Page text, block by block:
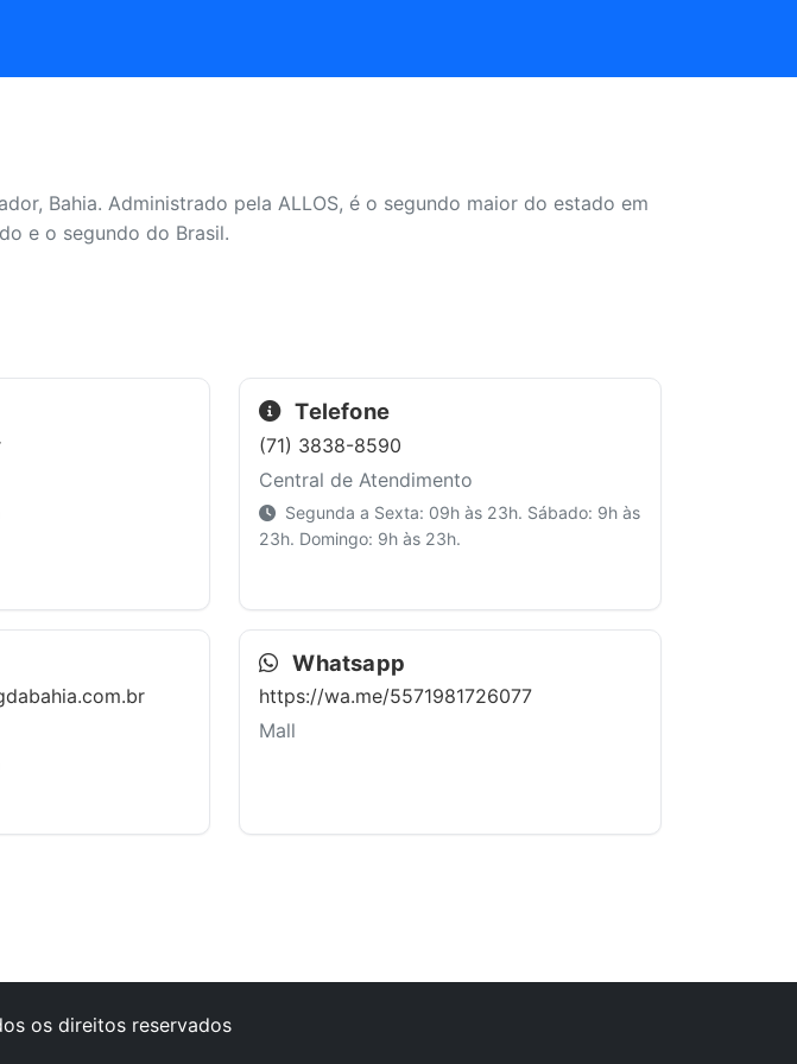
Bahia. Administrado pela ALLOS, é o segundo maior do estado em
e o segundo do Brasil.
Telefone
(71) 3838-8590
Central de Atendimento
Segunda a Sexta: 09h às 23h. Sábado: 9h às
23h. Domingo: 9h às 23h.
Whatsapp
https://wa.me/5571981726077
Mall
os direitos reservados